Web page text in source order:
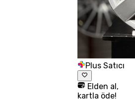
Plus Satıcı
Elden al,
kartla öde!